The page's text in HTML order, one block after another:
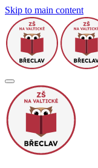
Skip to main content